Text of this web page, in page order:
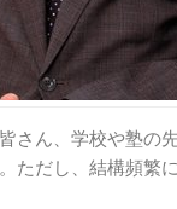
さん、学校や塾の
ただし、結構頻繁